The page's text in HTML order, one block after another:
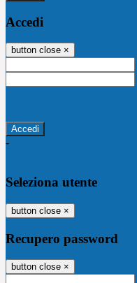
Accedi
button close ×
-
Seleziona utente
button close ×
Recupero password
button close ×